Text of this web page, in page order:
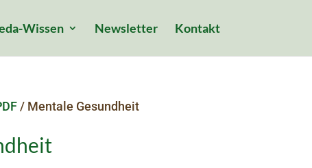
Wissen Newsletter Kontakt
/ Mentale Gesundheit